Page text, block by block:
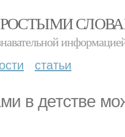
статьи
в детстве